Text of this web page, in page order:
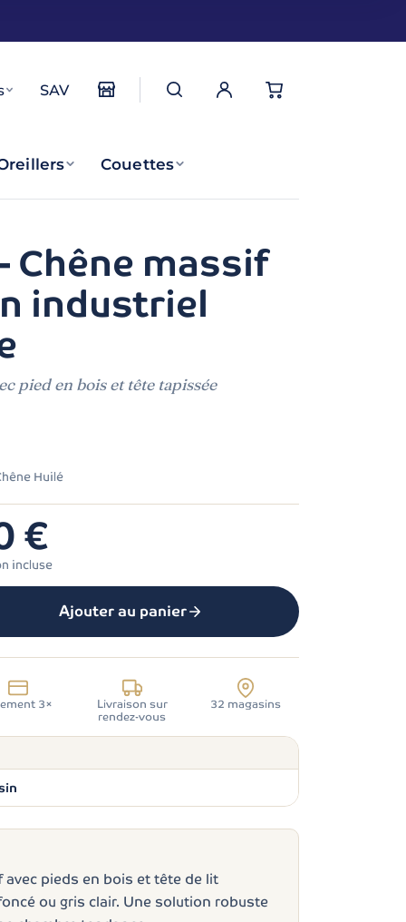
SAV
Couettes
Chêne massif
industriel
pied en bois et tête tapissée
Huilé
€
incluse
Ajouter au panier
3×
Livraison sur
rendez-vous
32 magasins
avec pieds en bois et tête de lit
ou gris clair. Une solution robuste